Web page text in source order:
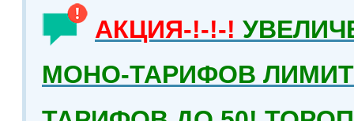
АКЦИЯ-!-!-!
МОНО-ТАРИФОВ